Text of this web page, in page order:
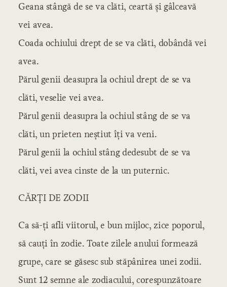
Geana stângă de se va clăti, ceartă şi gâlceavă
vei avea.
Coada ochiului drept de se va clăti, dobândă vei
avea.
Părul genii deasupra la ochiul drept de se va
clăti, veselie vei avea.
Părul genii deasupra la ochiul stâng de se va
clăti, un prieten neştiut îţi va veni.
Părul genii la ochiul stâng dedesubt de se va
clăti, vei avea cinste de la un puternic.
CĂRŢI DE ZODII
Ca să-ţi afli viitorul, e bun mijloc, zice poporul,
să cauţi în zodie. Toate zilele anului formează
grupe, care se găsesc sub stăpânirea unei zodii.
Sunt 12 semne ale zodiacului, corespunzătoare